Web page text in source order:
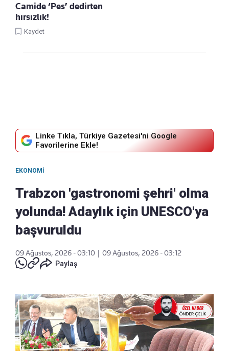
Camide ‘Pes’ dedirten
hırsızlık!
Kaydet
Linke Tıkla, Türkiye Gazetesi'ni Google
Favorilerine Ekle!
EKONOMI
Trabzon 'gastronomi şehri' olma
yolunda! Adaylık için UNESCO'ya
başvuruldu
09 Ağustos, 2026 - 03:10
09 Ağustos, 2026 - 03:12
Paylaş